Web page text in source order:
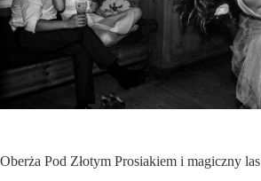
Oberża Pod Złotym Prosiakiem i magiczny las